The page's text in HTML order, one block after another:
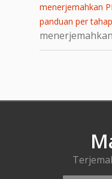
menerjemahkan
panduan per